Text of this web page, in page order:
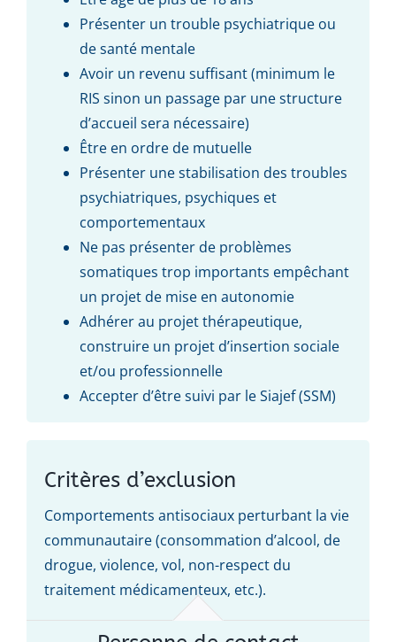
Présenter un trouble psychiatrique ou
de santé mentale
Avoir un revenu suffisant (minimum le
RIS sinon un passage par une structure
d’accueil sera nécessaire)
Être en ordre de mutuelle
Présenter une stabilisation des troubles
psychiatriques, psychiques et
comportementaux
Ne pas présenter de problèmes
somatiques trop importants empêchant
un projet de mise en autonomie
Adhérer au projet thérapeutique,
construire un projet d’insertion sociale
et/ou professionnelle
Accepter d’être suivi par le Siajef (SSM)
Critères d’exclusion
Comportements antisociaux perturbant la vie
communautaire (consommation d’alcool, de
drogue, violence, vol, non-respect du
traitement médicamenteux, etc.).